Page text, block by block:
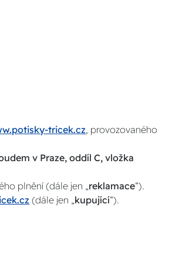
tricek.cz, provozovaného
v Praze, oddíl C, vložka
plnění (dále jen „reklamace“).
(dále jen „kupující“).